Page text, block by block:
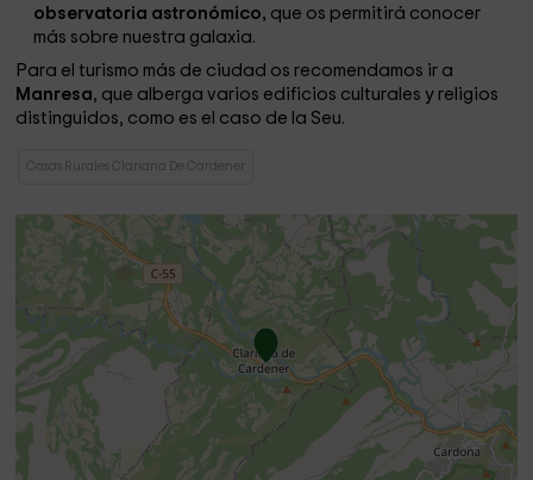
observatoria astronómico, que os permitirá conocer
más sobre nuestra galaxia.
Para el turismo más de ciudad os recomendamos ir a
Manresa, que alberga varios edificios culturales y religios
distinguidos, como es el caso de la Seu.
Casas Rurales Clariana De Cardener